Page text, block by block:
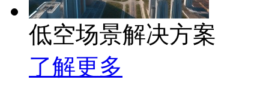
低空场景解决方案
了解更多